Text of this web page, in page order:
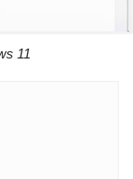
11